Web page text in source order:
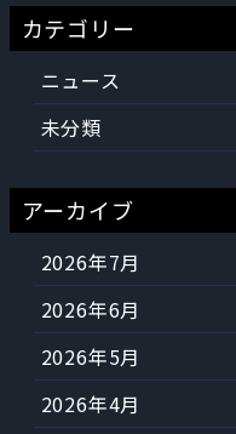
カテゴリー
ニュース
未分類
アーカイブ
2026年7月
2026年6月
2026年5月
2026年4月